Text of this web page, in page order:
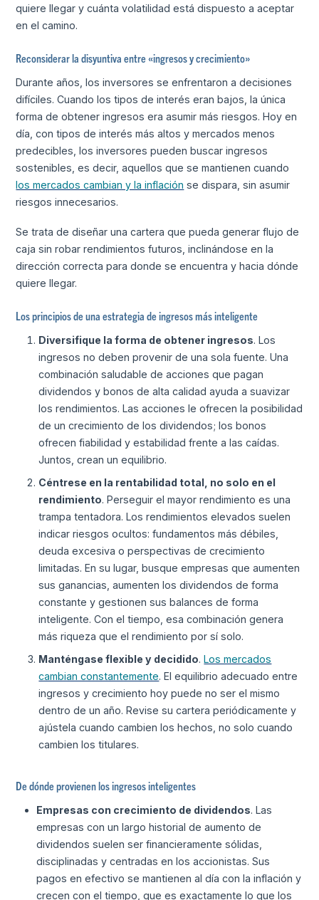
quiere llegar y cuánta volatilidad está dispuesto a aceptar
en el camino.
Reconsiderar la disyuntiva entre «ingresos y crecimiento»
Durante años, los inversores se enfrentaron a decisiones
difíciles. Cuando los tipos de interés eran bajos, la única
forma de obtener ingresos era asumir más riesgos. Hoy en
día, con tipos de interés más altos y mercados menos
predecibles, los inversores pueden buscar ingresos
sostenibles, es decir, aquellos que se mantienen cuando
los mercados cambian y la inflación se dispara, sin asumir
riesgos innecesarios.
Se trata de diseñar una cartera que pueda generar flujo de
caja sin robar rendimientos futuros, inclinándose en la
dirección correcta para donde se encuentra y hacia dónde
quiere llegar.
Los principios de una estrategia de ingresos más inteligente
Diversifique la forma de obtener ingresos. Los
ingresos no deben provenir de una sola fuente. Una
combinación saludable de acciones que pagan
dividendos y bonos de alta calidad ayuda a suavizar
los rendimientos. Las acciones le ofrecen la posibilidad
de un crecimiento de los dividendos; los bonos
ofrecen fiabilidad y estabilidad frente a las caídas.
Juntos, crean un equilibrio.
Céntrese en la rentabilidad total, no solo en el
rendimiento. Perseguir el mayor rendimiento es una
trampa tentadora. Los rendimientos elevados suelen
indicar riesgos ocultos: fundamentos más débiles,
deuda excesiva o perspectivas de crecimiento
limitadas. En su lugar, busque empresas que aumenten
sus ganancias, aumenten los dividendos de forma
constante y gestionen sus balances de forma
inteligente. Con el tiempo, esa combinación genera
más riqueza que el rendimiento por sí solo.
Manténgase flexible y decidido.Los mercados
cambian constantemente. El equilibrio adecuado entre
ingresos y crecimiento hoy puede no ser el mismo
dentro de un año. Revise su cartera periódicamente y
ajústela cuando cambien los hechos, no solo cuando
cambien los titulares.
De dónde provienen los ingresos inteligentes
Empresas con crecimiento de dividendos. Las
empresas con un largo historial de aumento de
dividendos suelen ser financieramente sólidas,
disciplinadas y centradas en los accionistas. Sus
pagos en efectivo se mantienen al día con la inflación y
crecen con el tiempo, que es exactamente lo que los